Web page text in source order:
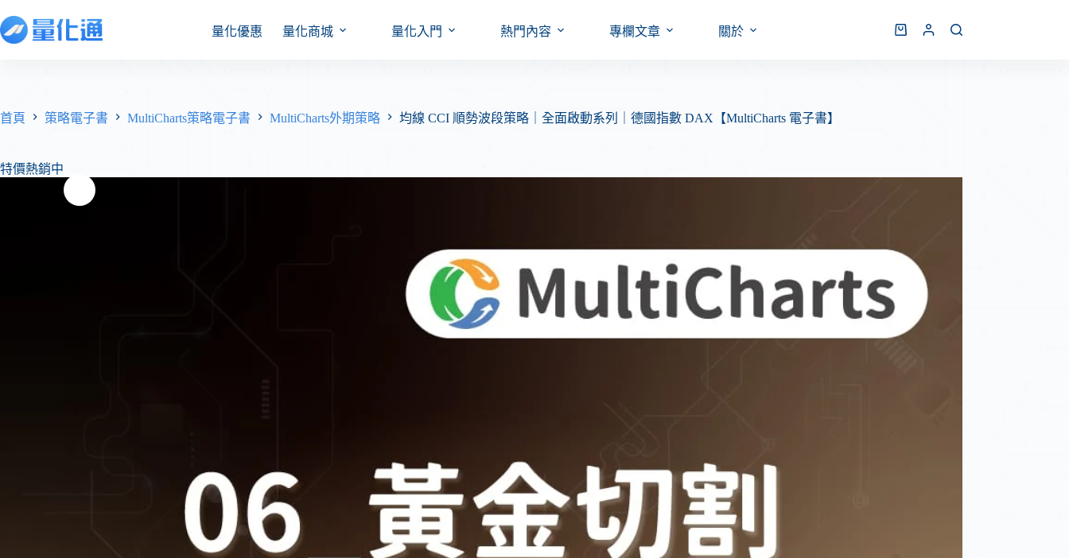
量化優惠 量化商城 量化入門 熱門內容 專欄文章 關於
首頁 策略電子書 MultiCharts策略電子書 MultiCharts外期策略 均線 CCI 順勢波段策略｜全面啟動系列｜德國指數 DAX【MultiCharts 電子書】
特價熱銷中